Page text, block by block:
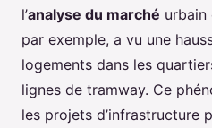
l’analyse du marché urbain
par exemple, a vu une
logements dans les
lignes de tramway. Ce
les projets d’infrastructure